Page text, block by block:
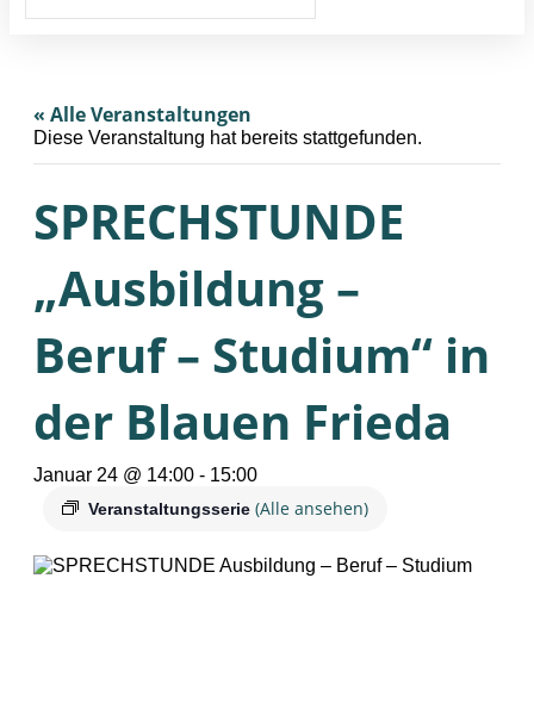
« Alle Veranstaltungen
Diese Veranstaltung hat bereits stattgefunden.
SPRECHSTUNDE
„Ausbildung –
Beruf – Studium“ in
der Blauen Frieda
Januar 24 @ 14:00 - 15:00
Veranstaltungsserie (Alle ansehen)